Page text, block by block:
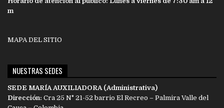
m
MAPA DEL SITIO
NUESTRAS SEDES
SEDE MARÍA AUXILIADORA (Administrativa)
Dirección: Cra 25 N° 21-52 barrio El Recreo – Palmira Valle del